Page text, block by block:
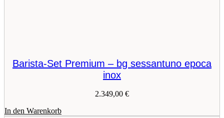
Barista-Set Premium – bg sessantuno epoca
inox
2.349,00 €
In den Warenkorb